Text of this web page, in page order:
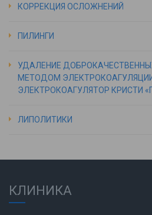
КОРРЕКЦИЯ ОСЛОЖНЕНИЙ
ПИЛИНГИ
УДАЛЕНИЕ
МЕТОДОМ
ЭЛЕКТРОКОАГУЛЯТОР КРИСТИ
ЛИПОЛИТИКИ
КЛИНИКА